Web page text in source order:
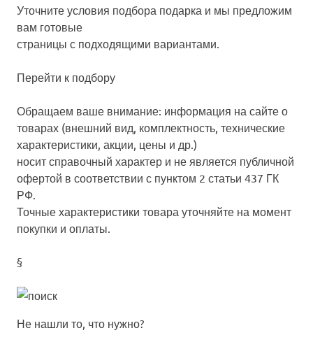
Уточните условия подбора подарка и мы предложим
вам готовые
страницы с подходящими вариантами.
Перейти к подбору
Обращаем ваше внимание: информация на сайте о
товарах (внешний вид, комплектность, технические
характеристики, акции, цены и др.)
носит справочный характер и не является публичной
офертой в соответствии с пунктом 2 статьи 437 ГК
РФ.
Точные характеристики товара уточняйте на момент
покупки и оплаты.
§
Не нашли то, что нужно?